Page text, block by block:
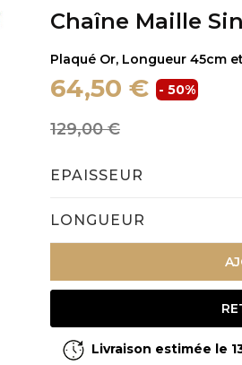
Chaîne Maille
Plaqué Or, Longueur 45cm
64,50 € - 50%
129,00 €
EPAISSEUR
LONGUEUR
Livraison estimée le